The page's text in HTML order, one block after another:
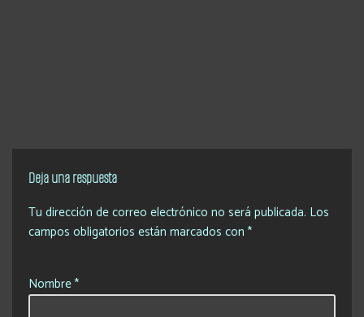
Deja una respuesta
Tu dirección de correo electrónico no será publicada. Los
campos obligatorios están marcados con *
Nombre*